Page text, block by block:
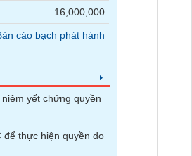
16,000,000
cáo bạch phát hành
yết chứng quyền
để thực hiện quyền do